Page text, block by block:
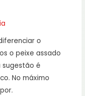
o
o peixe assado
sugestão é
No máximo